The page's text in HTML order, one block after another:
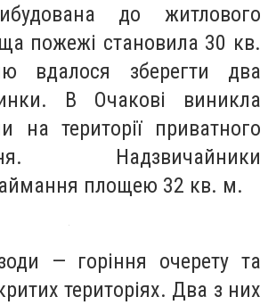
до житлового
пожежі становила 30 кв.
вдалося зберегти два
В Очакові виникла
на території приватного
Надзвичайники
площею 32 кв. м.
— горіння очерету та
територіях. Два з них